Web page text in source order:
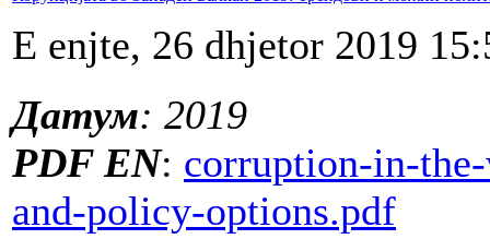
E enjte, 26 dhjetor 2019
Датум: 2019
PDF EN: corruption-in-
and-policy-options.pdf